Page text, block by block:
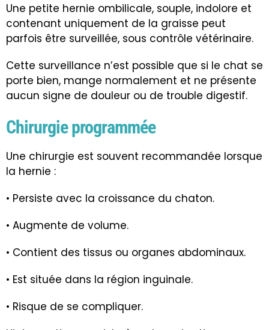
Une petite hernie ombilicale, souple, indolore et
contenant uniquement de la graisse peut
parfois être surveillée, sous contrôle vétérinaire.
Cette surveillance n’est possible que si le chat se
porte bien, mange normalement et ne présente
aucun signe de douleur ou de trouble digestif.
Chirurgie programmée
Une chirurgie est souvent recommandée lorsque
la hernie :
• Persiste avec la croissance du chaton.
• Augmente de volume.
• Contient des tissus ou organes abdominaux.
• Est située dans la région inguinale.
• Risque de se compliquer.